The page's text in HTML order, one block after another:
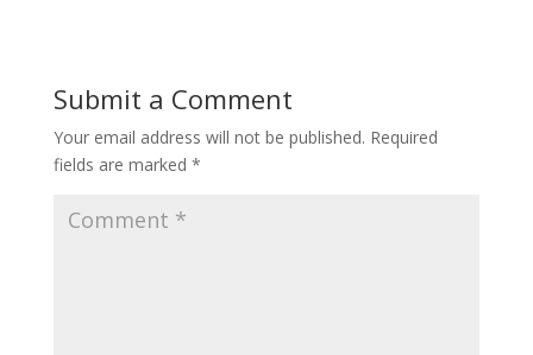
Submit a Comment
Your email address will not be published. Required
fields are marked *